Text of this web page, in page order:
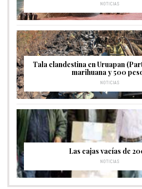
NOTICIAS
Tala clandestina en Uruapan
marihuana y 500
NOTICIAS
Las cajas vacías de
NOTICIAS